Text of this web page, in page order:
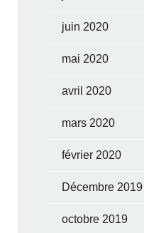
juin 2020
mai 2020
avril 2020
mars 2020
février 2020
Décembre 2019
octobre 2019